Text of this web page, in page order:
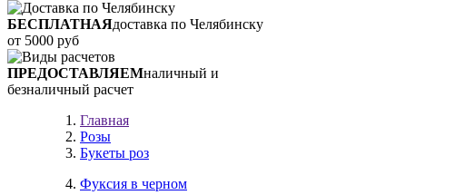
БЕСПЛАТНАЯдоставка по Челябинску
от 5000 руб
ПРЕДОСТАВЛЯЕМналичный и
безналичный расчет
Главная
Розы
Букеты роз
Фуксия в черном